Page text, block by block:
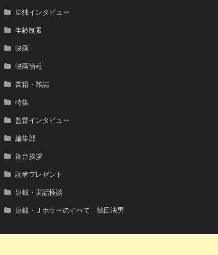
単独インタビュー
年齢制限
映画
映画情報
書籍・雑誌
特集
監督インタビュー
編集部
舞台挨拶
読者プレゼント
連載・実話怪談
連載・Ｊホラーのすべて 鶴田法男